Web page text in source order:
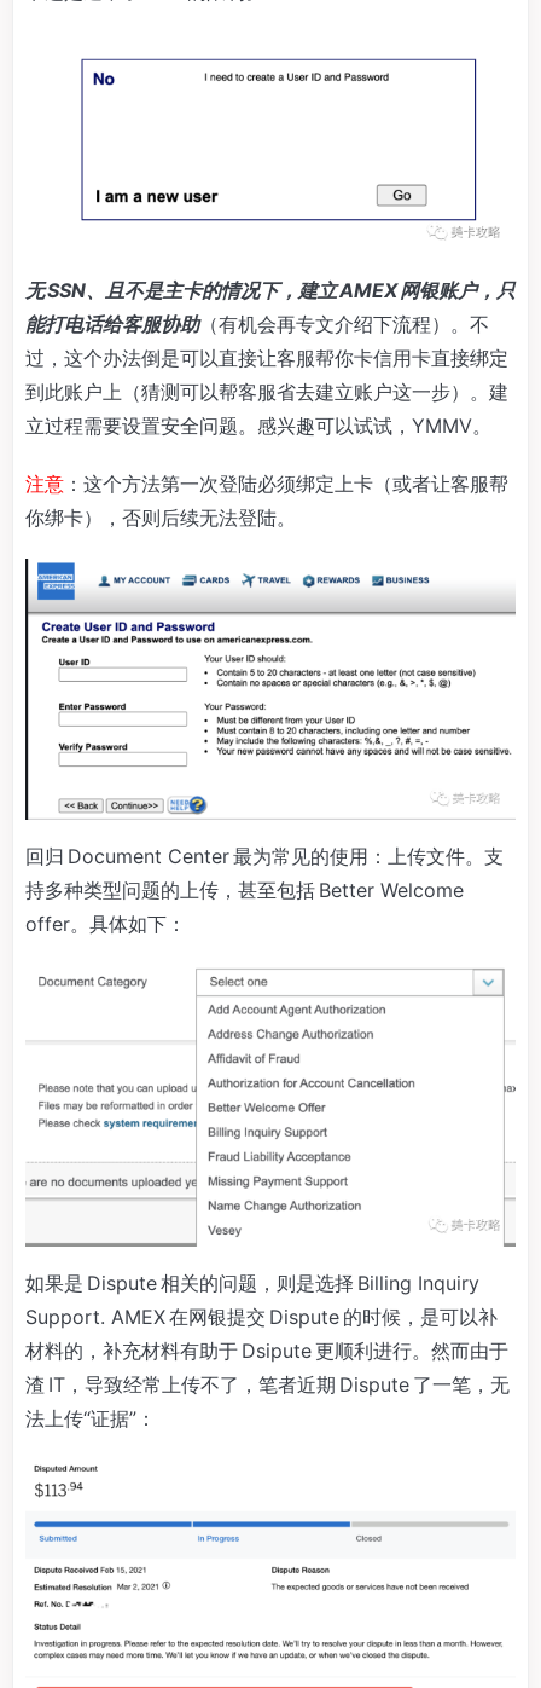
无 SSN、且不是主卡的情况下，建立 AMEX 网银账户，只
能打电话给客服协助（有机会再专文介绍下流程）。不
过，这个办法倒是可以直接让客服帮你卡信用卡直接绑定
到此账户上（猜测可以帮客服省去建立账户这一步）。建
立过程需要设置安全问题。感兴趣可以试试，YMMV。
注意 ：这个方法第一次登陆必须绑定上卡（或者让客服帮
你绑卡），否则后续无法登陆。
回归 Document Center 最为常见的使用：上传文件。支
持多种类型问题的上传，甚至包括 Better Welcome
offer。具体如下：
如果是 Dispute 相关的问题，则是选择 Billing Inquiry
Support. AMEX 在网银提交 Dispute 的时候，是可以补
材料的，补充材料有助于 Dsipute 更顺利进行。然而由于
渣 IT，导致经常上传不了，笔者近期 Dispute 了一笔，无
法上传“证据”：